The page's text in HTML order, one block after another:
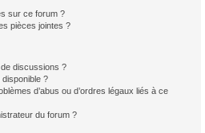
sur ce forum ?
pièces jointes ?
discussions ?
disponible ?
d’abus ou d’ordres légaux liés à ce
du forum ?